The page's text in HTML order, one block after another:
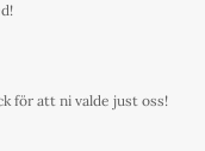
för att ni valde just oss!